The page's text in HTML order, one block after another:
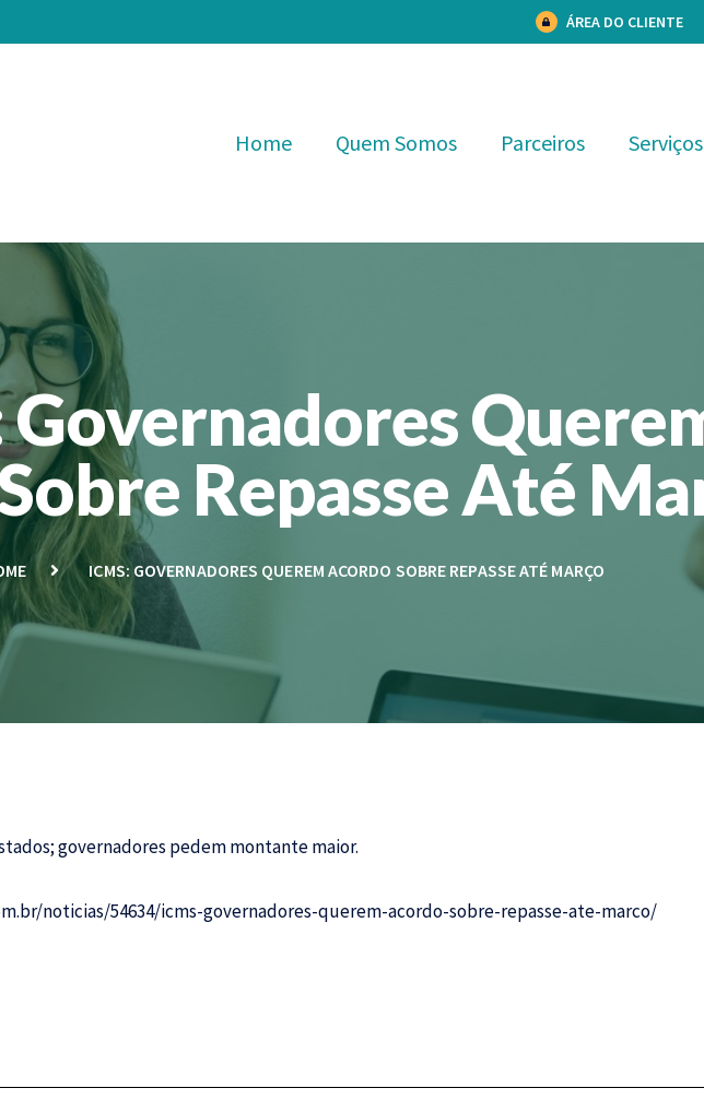
ÁREA DO CLIENTE
Home Quem Somos Parceiros Serviços
Governadores
Repasse Até
ICMS: GOVERNADORES QUEREM ACORDO SOBRE REPASSE ATÉ MARÇO
governadores pedem montante maior.
noticias/54634/icms-governadores-querem-acordo-sobre-repasse-ate-marco/